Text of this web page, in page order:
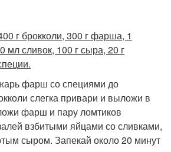
г брокколи, 300 г фарша, 1
мл сливок, 100 г сыра, 20 г
фарш со специями до
слегка привари и выложи в
фарш и пару ломтиков
взбитыми яйцами со сливками,
сыром. Запекай около 20 минут